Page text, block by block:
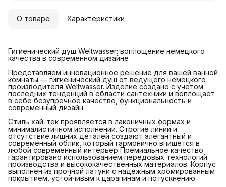
О товаре Характеристики
Гигиенический душ Weltwasser: воплощение немецкого
качества в современном дизайне
Представляем инновационное решение для вашей ванной
комнаты — гигиенический душ от ведущего немецкого
производителя Weltwasser. Изделие создано с учетом
последних тенденций в области сантехники и воплощает
в себе безупречное качество, функциональность и
современный дизайн.
Стиль хай-тек проявляется в лаконичных формах и
минималистичном исполнении. Строгие линии и
отсутствие лишних деталей создают элегантный и
современный облик, который гармонично впишется в
любой современный интерьер Премиальное качество
гарантировано использованием передовых технологий
производства и высококачественных материалов. Корпус
выполнен из прочной латуни с надежным хромированным
покрытием, устойчивым к царапинам и потускнению.